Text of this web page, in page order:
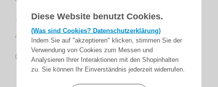
Diese Website benutzt Cookies.
(Was sind Cookies? Datenschutzerklärung)
Indem Sie auf "akzeptieren" klicken, stimmen Sie der
Verwendung von Cookies zum Messen und
Analysieren Ihrer Interaktionen mit den Shopinhalten
zu. Sie können Ihr Einverständnis jederzeit widerrufen.
schnelle
Lieferung
14 Tage
Rückgaberecht
sicher
zahlen